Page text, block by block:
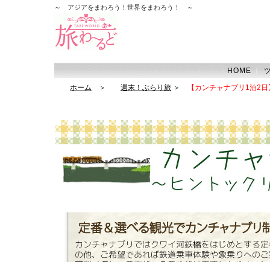
～ アジアをまわろう！世界をまわろう！ ～
HOME
ホーム ＞ 週末！ぶらり旅 ＞ 【カンチャナブリ1泊2